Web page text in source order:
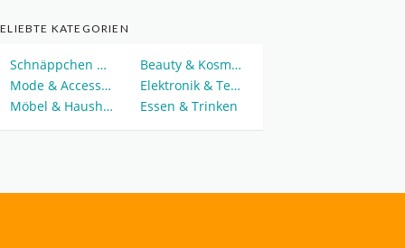
KATEGORIEN
Schnäppchen & Deals
Beauty & Kosmetik
Mode & Accessoires
Elektronik & Technik
Möbel & Haushalt
Essen & Trinken